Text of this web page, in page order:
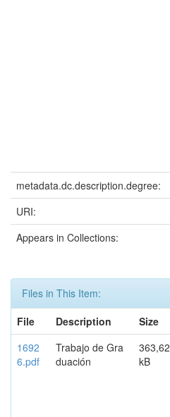
metadata.dc.description.degree:
URI:
Appears in Collections:
Files in This Item:
File
Description Size
1692
6.pdf
Trabajo de Gra
duación
363,62
kB